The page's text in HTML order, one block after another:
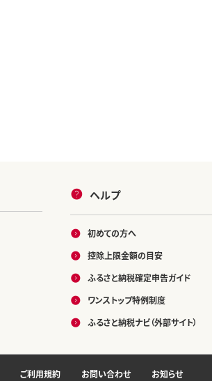
ヘルプ
初めての方へ
控除上限金額の目安
ふるさと納税確定申告ガイド
ワンストップ特例制度
ふるさと納税ナビ（外部サイト）
ご利用規約 お問い合わせ お知らせ